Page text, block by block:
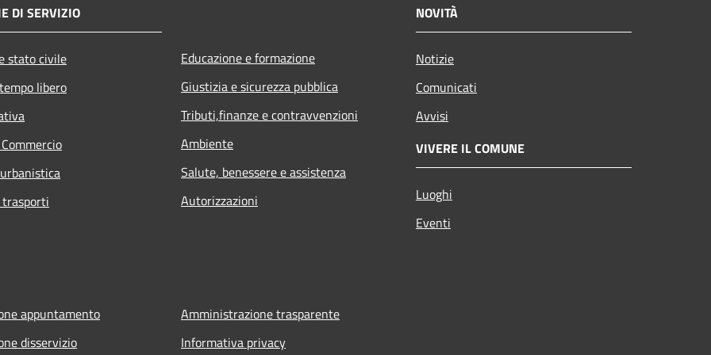
DI SERVIZIO
stato civile
libero
Educazione e formazione
Giustizia e sicurezza pubblica
Tributi,finanze e contravvenzioni
Ambiente
Salute, benessere e assistenza
Autorizzazioni
NOVITÀ
Notizie
Comunicati
Avvisi
VIVERE IL COMUNE
Luoghi
Eventi
appuntamento
disservizio
Amministrazione trasparente
Informativa privacy